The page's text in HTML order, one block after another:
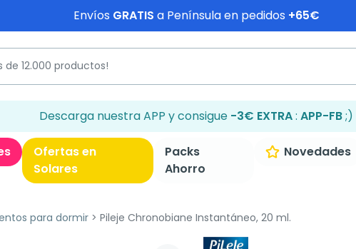
Envíos GRATIS a Península en pedidos +65€
Descarga nuestra APP y consigue -3€ EXTRA: APP-FB;)
Ofertas en
Solares
Packs
Ahorro
Novedades
para dormir Pileje Chronobiane Instantáneo, 20 ml.